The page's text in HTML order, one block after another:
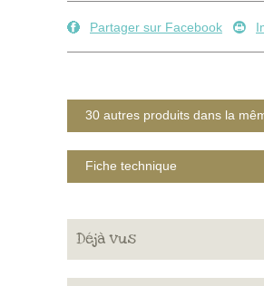
Partager sur Facebook
30 autres produits dans la
Fiche technique
Déjà vus